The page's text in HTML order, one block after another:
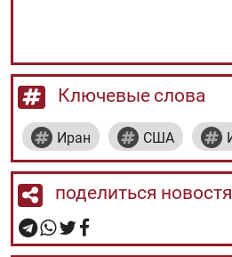
Ключевые слова
Иран США
поделиться